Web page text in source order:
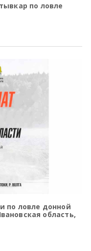
по ловле
по ловле донной
область,